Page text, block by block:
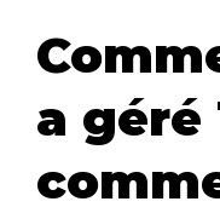
a géré